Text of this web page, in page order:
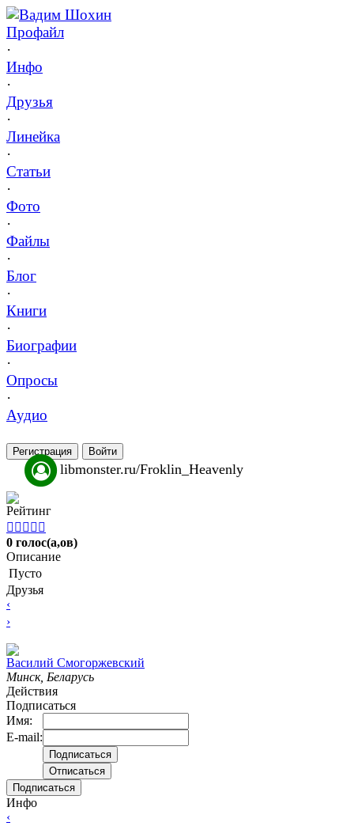
Вадим Шохин
Профайл
·
Инфо
·
Друзья
·
Линейка
·
Статьи
·
Фото
·
Файлы
·
Блог
·
Книги
·
Биографии
·
Опросы
·
Аудио
Регистрация Войти
libmonster.ru/Froklin_Heavenly
Рейтинг
    
0 голос(а,ов)
Описание
Пусто
Друзья
‹
›
Вacилий Смогоржевский
Минск, Беларусь
Действия
Подписаться
Имя:
E-mail:
Подписаться
Инфо
‹